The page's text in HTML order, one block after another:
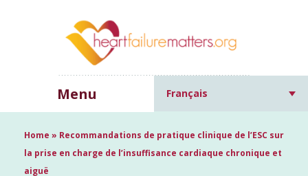
Menu Français
Home » Recommandations de pratique clinique de l’ESC sur
la prise en charge de l’insuffisance cardiaque chronique et
aiguë